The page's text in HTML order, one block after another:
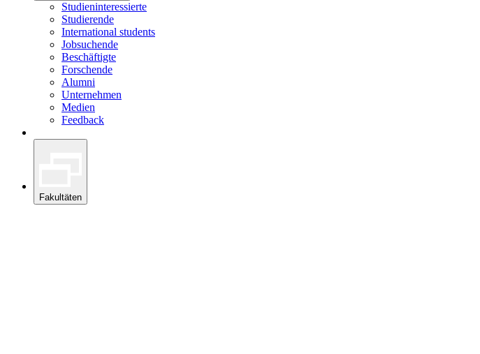
Studieninteressierte
Studierende
International students
Jobsuchende
Beschäftigte
Forschende
Alumni
Unternehmen
Medien
Feedback
Fakultäten